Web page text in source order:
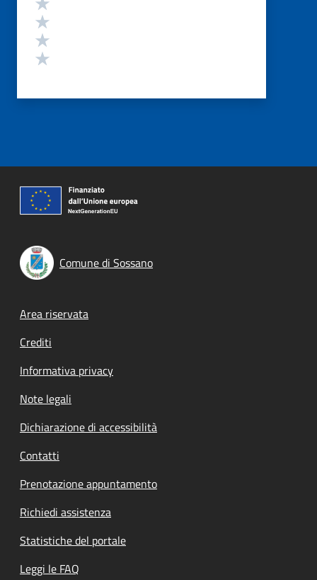
Comune di Sossano
Footer menu
Area riservata
Crediti
Informativa privacy
Note legali
Dichiarazione di accessibilità
Contatti
Prenotazione appuntamento
Richiedi assistenza
Statistiche del portale
Leggi le FAQ